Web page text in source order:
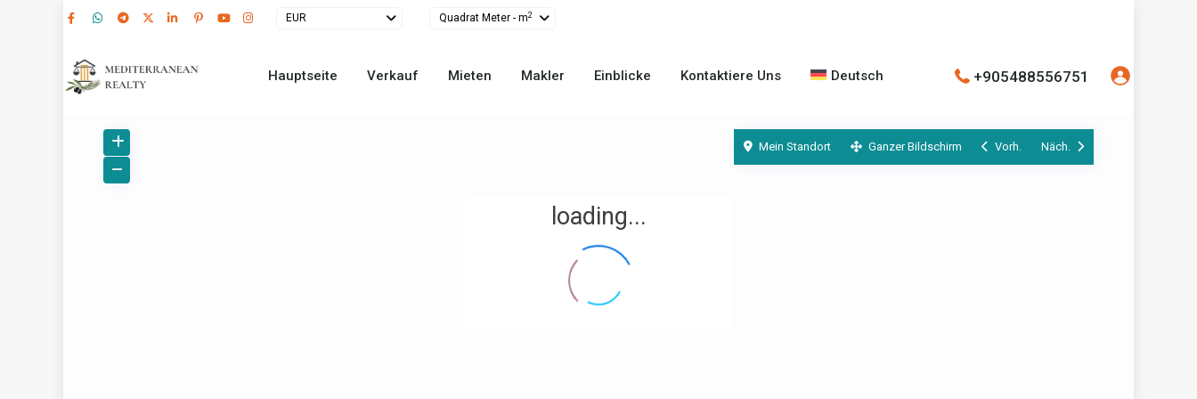
EUR Quadrat Meter - m2
Hauptseite Verkauf Mieten Makler Einblicke Kontaktiere Uns Deutsch +905488556751
loading...
Mein Standort Ganzer Bildschirm Vorh. Näch.